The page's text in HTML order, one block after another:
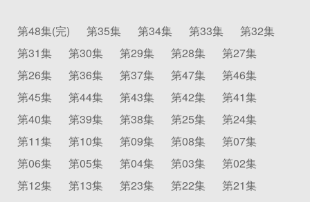
第48集(完) 第35集 第34集 第33集
第32集
第31集
第30集 第29集 第28集
第27集
第26集
第36集 第37集 第47集
第46集
第45集
第44集 第43集 第42集
第41集
第40集
第39集 第38集 第25集
第24集
第11集
第10集 第09集 第08集
第07集
第06集
第05集 第04集 第03集
第02集
第12集
第13集 第23集 第22集
第21集